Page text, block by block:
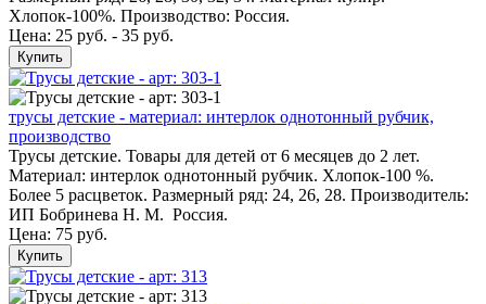
Хлопок-100%. Производство: Россия.
Цена: 25 руб. - 35 руб.
Купить
трусы детские - материал: интерлок однотонный рубчик,
производство
Трусы детские. Товары для детей от 6 месяцев до 2 лет.
Материал: интерлок однотонный рубчик. Хлопок-100 %.
Более 5 расцветок. Размерный ряд: 24, 26, 28. Производитель:
ИП Бобринева Н. М. Россия.
Цена: 75 руб.
Купить